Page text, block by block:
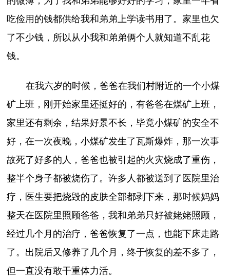
吃俭用的钱都供给我和弟弟上学读书用了。家里也欠
了不少钱，所以从小我和弟弟俩个人就知道不乱花
钱。
在我六岁的时候，爸爸在我们村附近的一个小煤
矿上班，刚开始家里还挺好的，有爸爸在煤矿上班，
家里还有剩余，结果好景不长，毕竟小煤矿的安全不
好，在一次夜晚，小煤矿发生了瓦斯爆炸，那一次事
故死了好多的人，爸爸也被引起的火灾烧成了重伤，
整半个身子都被烧伤了。许多人都被送到了医院里治
疗，医生要把烧毁的皮肤全部都剥下来，那时候妈妈
整天在医院里照顾爸爸，我和弟弟只好被姥姥照顾，
经过几个月的治疗，爸爸恢复了一点，也能下床走路
了。出院后又修养了几个月，终于恢复的差不多了，
但一直没有敢干重体力活。